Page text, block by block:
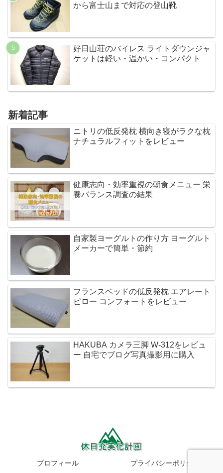
から富士山まで対応の登山靴
好日山荘のバイレス ライトダウンジャ
ケットは軽い・温かい・コンパクト
新着記事
ニトリの低反発枕 横向き寝がラクな枕
ナチュラルフィットをレビュー
健康志向・効率重視の朝食メニュー 栄
養バランス調査の結果
自家製ヨーグルトの作り方 ヨーグルト
メーカーで簡単・節約
フランスベッドの低反発枕 エアレート
ピロー コンフォートをレビュー
HAKUBA カメラ三脚 W-312をレビュ
ー 自宅でブログ写真撮影用に購入
プロフィール プライバシーポリシー